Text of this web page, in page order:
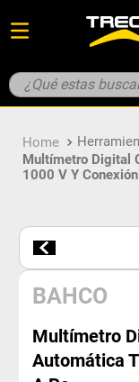
¿Qué estas
Multímetro Digital
1000 V Y
BAHCO
Multímetro
Automática